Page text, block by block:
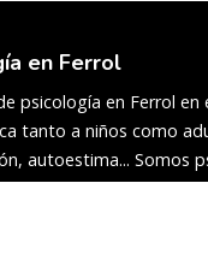
en Ferrol
psicología en Ferrol en
tanto a niños como
autoestima... Somos
en el sector.